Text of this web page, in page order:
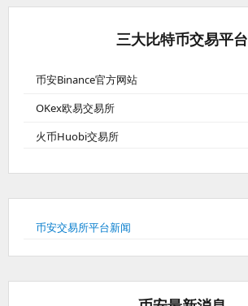
三大比特币交易平台
币安Binance官方网站
OKex欧易交易所
火币Huobi交易所
币安交易所平台新闻